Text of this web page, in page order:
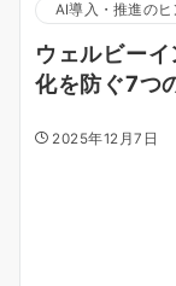
AI導入・推進のヒ
ウェルビー
化を防ぐ7つ
2025年12月7日